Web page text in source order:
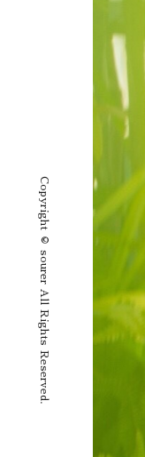
Copyright © sourer All Rights Reserved.